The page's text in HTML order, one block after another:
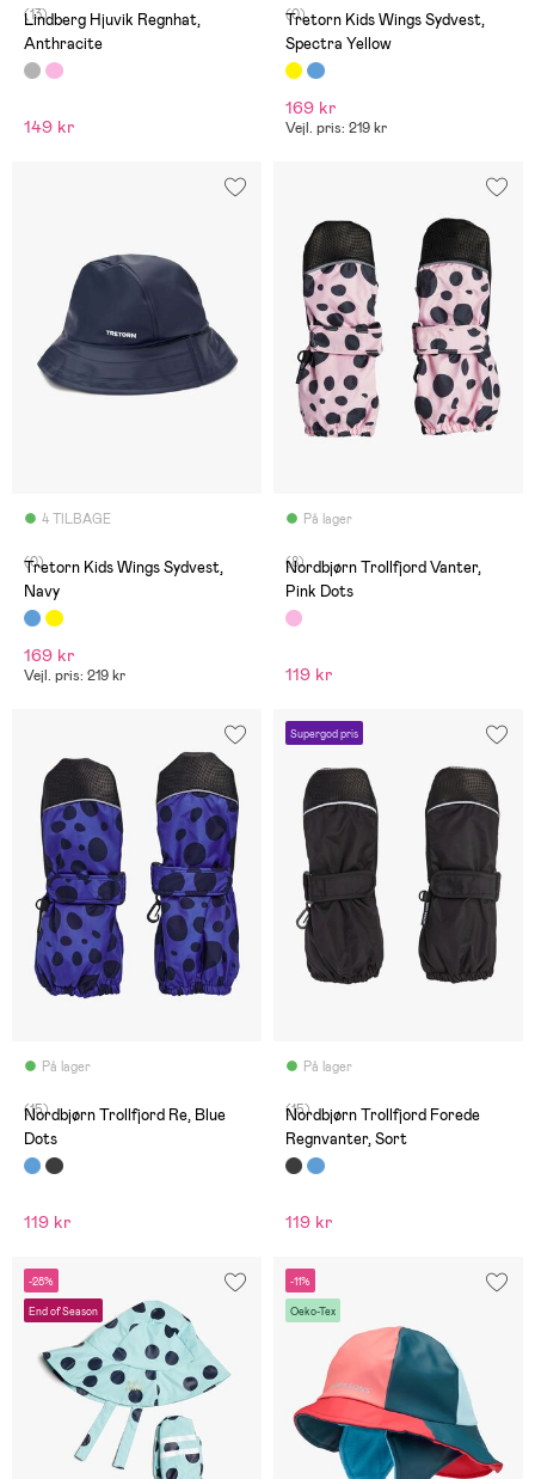
(13)
Lindberg Hjuvik Regnhat,
Anthracite
149 kr
(0)
Tretorn Kids Wings Sydvest,
Spectra Yellow
169 kr
Vejl. pris: 219 kr
4 TILBAGE
(0)
Tretorn Kids Wings Sydvest,
Navy
169 kr
Vejl. pris: 219 kr
På lager
(8)
Nordbjørn Trollfjord Vanter,
Pink Dots
119 kr
På lager
(15)
Nordbjørn Trollfjord Re, Blue
Dots
119 kr
Supergod pris
På lager
(15)
Nordbjørn Trollfjord Forede
Regnvanter, Sort
119 kr
-28%
End of Season
-11%
Oeko-Tex